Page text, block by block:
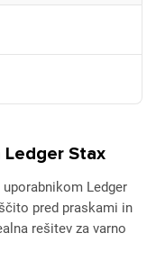
Stax
Ledger
pred praskami in
rešitev za varno